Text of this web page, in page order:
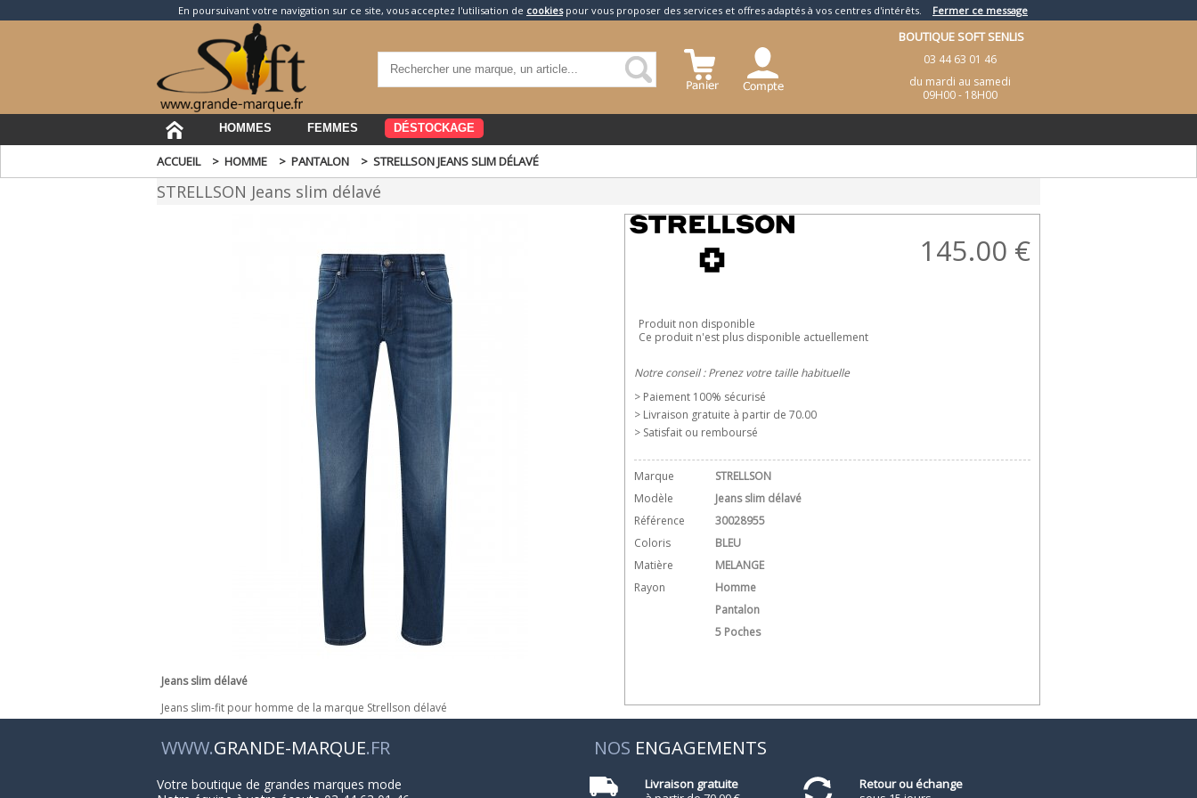
En poursuivant votre navigation sur ce site, vous acceptez l'utilisation de cookiespour vous proposer des services et offres adaptés à vos centres d'intérêts. Fermer ce message
BOUTIQUE SOFT SENLIS
03 44 63 01 46
du mardi au samedi
09H00 - 18H00
HOMMES FEMMES DÉSTOCKAGE
ACCUEIL > HOMME > PANTALON > STRELLSON JEANS SLIM DÉLAVÉ
STRELLSON Jeans slim délavé
Jeans slim délavé
Jeans slim-fit pour homme de la marque Strellson délavé
145.00 €
Produit non disponible
Ce produit n'est plus disponible actuellement
Notre conseil : Prenez votre taille habituelle
> Paiement 100% sécurisé
> Livraison gratuite à partir de 70.00 
> Satisfait ou remboursé
Marque
STRELLSON
Modèle
Jeans slim délavé
Référence
30028955
Coloris
BLEU
Matière
MELANGE
Rayon
Homme
Pantalon
5 Poches
WWW.GRANDE-MARQUE.FR
Votre boutique de grandes marques mode
NOS ENGAGEMENTS
Livraison gratuite
Retour ou échange